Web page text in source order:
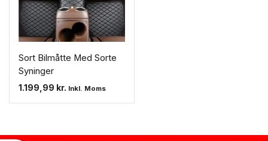
Sort Bilmåtte Med Sorte
Syninger
1.199,99 kr. Inkl. Moms